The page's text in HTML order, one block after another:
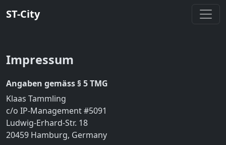
ST-City
Impressum
Angaben gemäss § 5 TMG
Klaas Tammling
c/o IP-Management #5091
Ludwig-Erhard-Str. 18
20459 Hamburg, Germany